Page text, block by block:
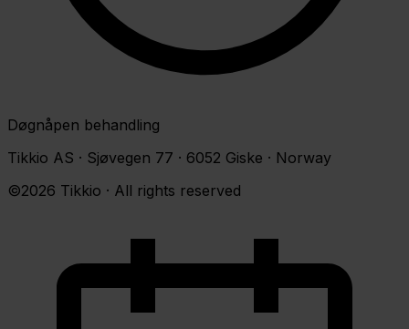
Døgnåpen behandling
Tikkio AS · Sjøvegen 77 · 6052 Giske · Norway
©2026 Tikkio · All rights reserved